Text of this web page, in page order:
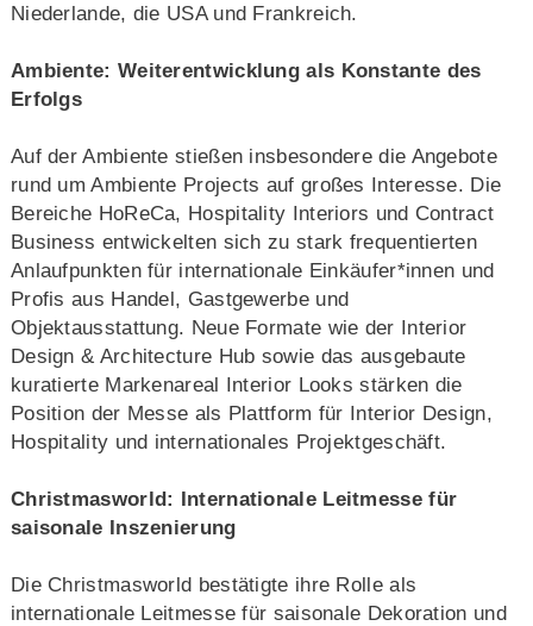
Niederlande, die USA und Frankreich.
Ambiente: Weiterentwicklung als Konstante des
Erfolgs
Auf der Ambiente stießen insbesondere die Angebote
rund um Ambiente Projects auf großes Interesse. Die
Bereiche HoReCa, Hospitality Interiors und Contract
Business entwickelten sich zu stark frequentierten
Anlaufpunkten für internationale Einkäufer*innen und
Profis aus Handel, Gastgewerbe und
Objektausstattung. Neue Formate wie der Interior
Design & Architecture Hub sowie das ausgebaute
kuratierte Markenareal Interior Looks stärken die
Position der Messe als Plattform für Interior Design,
Hospitality und internationales Projektgeschäft.
Christmasworld: Internationale Leitmesse für
saisonale Inszenierung
Die Christmasworld bestätigte ihre Rolle als
internationale Leitmesse für saisonale Dekoration und